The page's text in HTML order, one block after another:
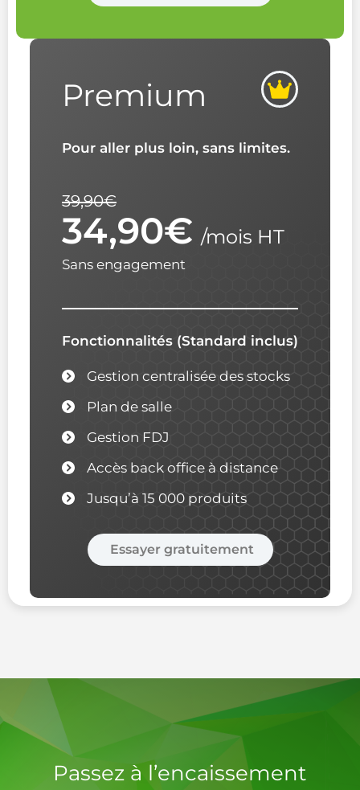
Premium
Pour aller plus loin, sans limites.
39,90€
34,90€ /mois HT
Sans engagement
Fonctionnalités (Standard inclus)
Gestion centralisée des stocks
Plan de salle
Gestion FDJ
Accès back office à distance
Jusqu’à 15 000 produits
Essayer gratuitement
Passez à l’encaissement